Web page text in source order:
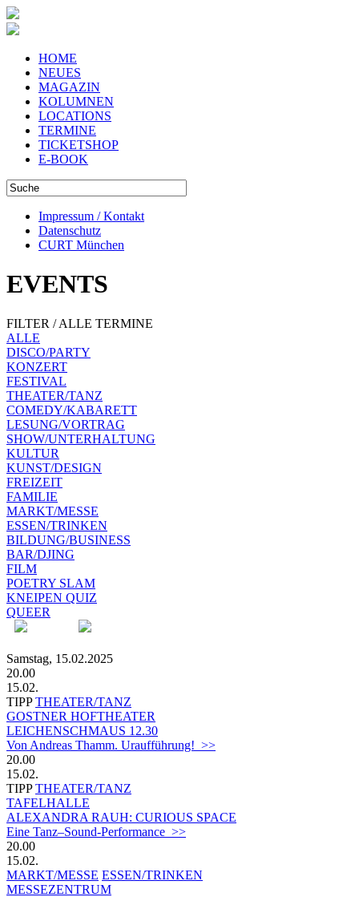
HOME
NEUES
MAGAZIN
KOLUMNEN
LOCATIONS
TERMINE
TICKETSHOP
E-BOOK
Impressum / Kontakt
Datenschutz
CURT München
EVENTS
FILTER / ALLE TERMINE
ALLE
DISCO/PARTY
KONZERT
FESTIVAL
THEATER/TANZ
COMEDY/KABARETT
LESUNG/VORTRAG
SHOW/UNTERHALTUNG
KULTUR
KUNST/DESIGN
FREIZEIT
FAMILIE
MARKT/MESSE
ESSEN/TRINKEN
BILDUNG/BUSINESS
BAR/DJING
FILM
POETRY SLAM
KNEIPEN QUIZ
QUEER
Samstag, 15.02.2025
20.00
15.02.
TIPP THEATER/TANZ
GOSTNER HOFTHEATER
LEICHENSCHMAUS 12.30
Von Andreas Thamm. Uraufführung! >>
20.00
15.02.
TIPP THEATER/TANZ
TAFELHALLE
ALEXANDRA RAUH: CURIOUS SPACE
Eine Tanz–Sound-Performance >>
20.00
15.02.
MARKT/MESSE ESSEN/TRINKEN
MESSEZENTRUM